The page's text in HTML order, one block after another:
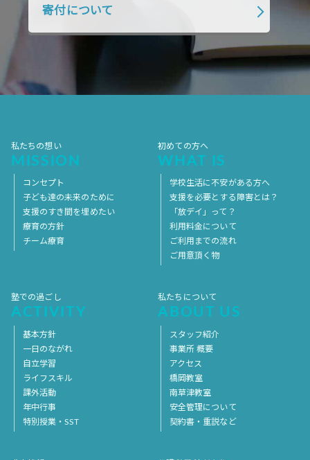
2018年1月 2017年12月
2017年10月 2017年9月 2017年8月
2017年5月
2017年4月
寄付について
私たちの想い
MISSION
コンセプト
子ども達の未来のために
支援のすき間を埋めたい
療育の方針
チーム療育
初めての方へ
WHAT IS
学校生活に不安がある方へ
支援を必要とする障害とは？
「放デイ」って？
利用料金について
ご利用までの流れ
ご用意頂く物
塾での過ごし
ACTIVITY
基本方針
一日のながれ
自立学習
ライフスキル
課外活動
年中行事
特別授業・SST
私たちについて
ABOUT US
スタッフ紹介
事業所 概要
アクセス
橋岡教室
南草津教室
安全管理について
契約書・重説など